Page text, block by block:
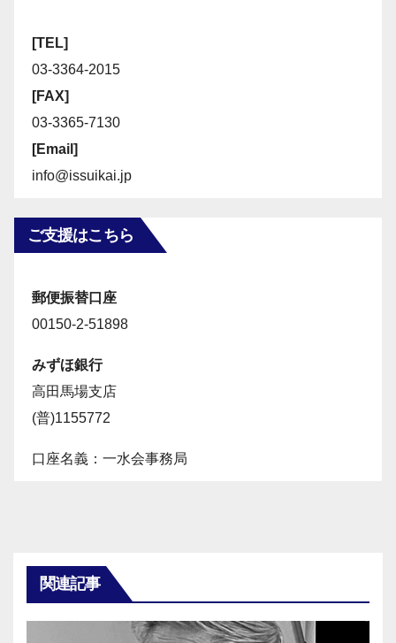
[TEL]
03-3364-2015
[FAX]
03-3365-7130
[Email]
info@issuikai.jp
ご支援はこちら
郵便振替口座
00150-2-51898
みずほ銀行
高田馬場支店
(普)1155772
口座名義：一水会事務局
関連記事